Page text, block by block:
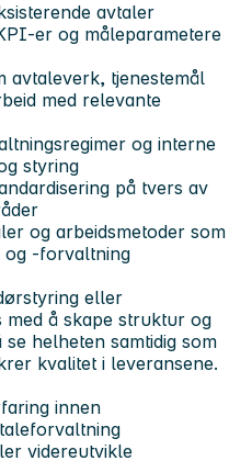
avtaler
er og måleparametere
avtaleverk, tjenestemål
med relevante
og interne
styring
på tvers av
og arbeidsmetoder som
og -forvaltning
eller
å skape struktur og
helheten samtidig som
kvalitet i leveransene.
innen
videreutvikle